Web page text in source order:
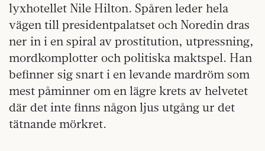
lyxhotellet Nile Hilton. Spåren leder hela
vägen till presidentpalatset och Noredin dras
ner in i en spiral av prostitution, utpressning,
mordkomplotter och politiska maktspel. Han
befinner sig snart i en levande mardröm som
mest påminner om en lägre krets av helvetet
där det inte finns någon ljus utgång ur det
tätnande mörkret.